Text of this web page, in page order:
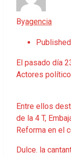
Byagencia
Published
El pasado día
Actores
Entre ellos
de la 4 T,
Reforma en el
Dulce. la